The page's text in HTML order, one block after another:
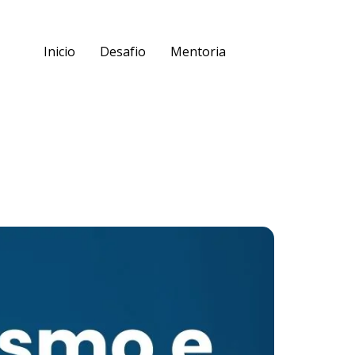
Inicio Desafio Mentoria